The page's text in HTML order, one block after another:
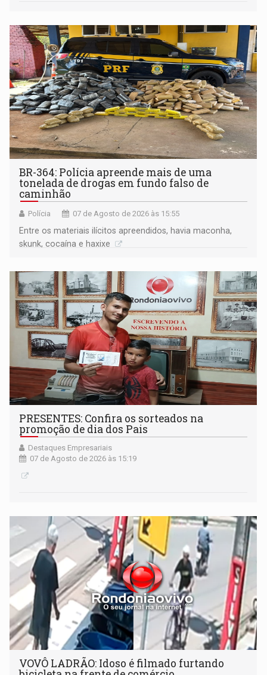
BR-364: Polícia apreende mais de uma
tonelada de drogas em fundo falso de
caminhão
Polícia 07 de Agosto de 2026 às 15:55
Entre os materiais ilícitos apreendidos, havia maconha,
skunk, cocaína e haxixe
PRESENTES: Confira os sorteados na
promoção de dia dos Pais
Destaques Empresariais
07 de Agosto de 2026 às 15:19
VOVÔ LADRÃO: Idoso é filmado furtando